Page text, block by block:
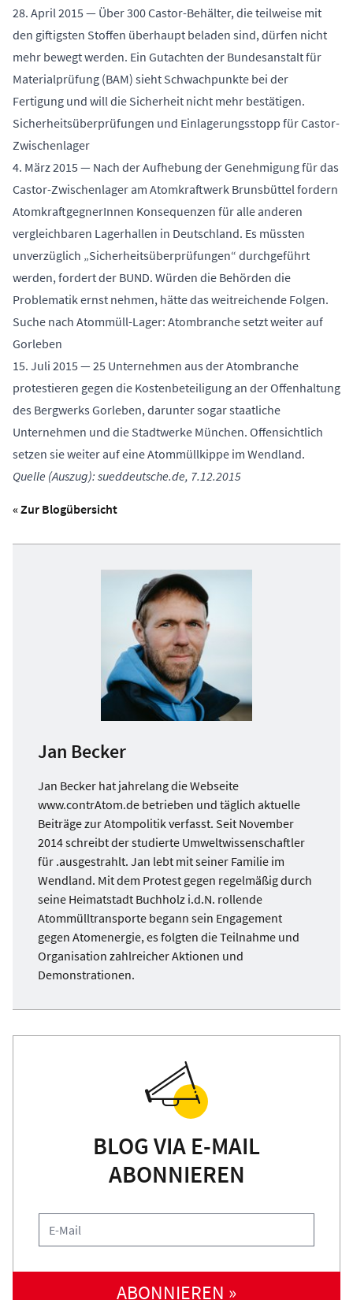
28. April 2015 — Über 300 Castor-Behälter, die teilweise mit
den giftigsten Stoffen überhaupt beladen sind, dürfen nicht
mehr bewegt werden. Ein Gutachten der Bundesanstalt für
Materialprüfung (BAM) sieht Schwachpunkte bei der
Fertigung und will die Sicherheit nicht mehr bestätigen.
Sicherheitsüberprüfungen und Einlagerungsstopp für Castor-
Zwischenlager
4. März 2015 — Nach der Aufhebung der Genehmigung für das
Castor-Zwischenlager am Atomkraftwerk Brunsbüttel fordern
AtomkraftgegnerInnen Konsequenzen für alle anderen
vergleichbaren Lagerhallen in Deutschland. Es müssten
unverzüglich „Sicherheitsüberprüfungen“ durchgeführt
werden, fordert der BUND. Würden die Behörden die
Problematik ernst nehmen, hätte das weitreichende Folgen.
Suche nach Atommüll-Lager: Atombranche setzt weiter auf
Gorleben
15. Juli 2015 — 25 Unternehmen aus der Atombranche
protestieren gegen die Kostenbeteiligung an der Offenhaltung
des Bergwerks Gorleben, darunter sogar staatliche
Unternehmen und die Stadtwerke München. Offensichtlich
setzen sie weiter auf eine Atommüllkippe im Wendland.
Quelle (Auszug): sueddeutsche.de, 7.12.2015
« Zur Blogübersicht
Jan Becker
Jan Becker hat jahrelang die Webseite
www.contrAtom.de betrieben und täglich aktuelle
Beiträge zur Atompolitik verfasst. Seit November
2014 schreibt der studierte Umweltwissenschaftler
für .ausgestrahlt. Jan lebt mit seiner Familie im
Wendland. Mit dem Protest gegen regelmäßig durch
seine Heimatstadt Buchholz i.d.N. rollende
Atommülltransporte begann sein Engagement
gegen Atomenergie, es folgten die Teilnahme und
Organisation zahlreicher Aktionen und
Demonstrationen.
BLOG VIA E-MAIL
ABONNIEREN
ABONNIEREN »